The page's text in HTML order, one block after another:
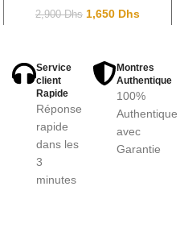
surdimensionnée
2,900Dhs 1,650 Dhs
Service
client
Rapide
Réponse
rapide
dans les
3
minutes
Montres
Authentique
100%
Authentique
avec
Garantie